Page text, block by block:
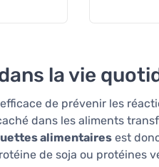
la vie
de prévenir les
dans les aliments
alimentaires est
de soja ou protéines